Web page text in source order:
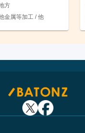
方
金属等加工 / 他